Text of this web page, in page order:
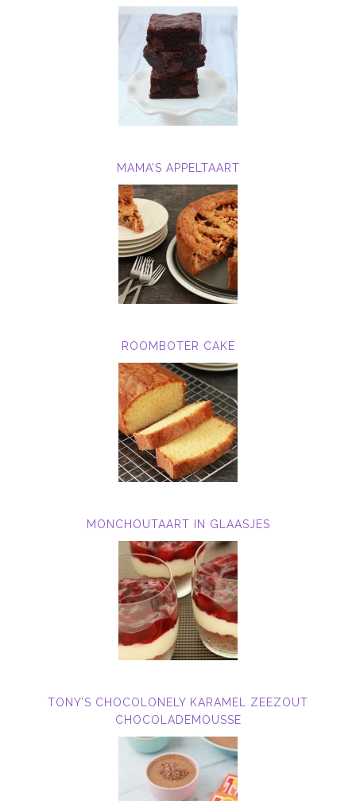
MAMA’S APPELTAART
ROOMBOTER CAKE
MONCHOUTAART IN GLAASJES
TONY’S CHOCOLONELY KARAMEL ZEEZOUT
CHOCOLADEMOUSSE